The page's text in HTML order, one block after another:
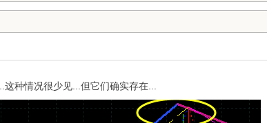
种情况很少见...但它们确实存在...